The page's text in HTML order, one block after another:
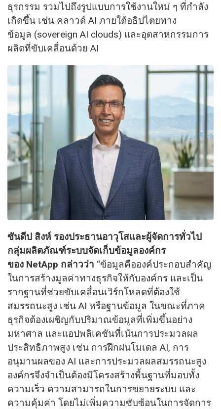
ธุรกรรม รวมไปถึงรูปแบบการใช้งานใหม่ ๆ ที่กำลัง
เกิดขึ้น เช่น คลาวด์ AI ภายใต้อธิปไตยทาง
ข้อมูล (sovereign AI clouds) และอุตสาหกรรมการ
ผลิตที่ขับเคลื่อนด้วย AI
ซันดีป สิงห์ รองประธานอาวุโสและผู้จัดการทั่วไป
กลุ่มผลิตภัณฑ์ระบบจัดเก็บข้อมูลองค์กร
ของ NetApp กล่าวว่า “ข้อมูลคือองค์ประกอบสำคัญ
ในการสร้างมูลค่าทางธุรกิจให้กับองค์กร และเป็น
รากฐานที่ช่วยขับเคลื่อนเวิร์กโหลดที่ต้องใช้
สมรรถนะสูง เช่น AI หรือฐานข้อมูล ในขณะที่ภาค
ธุรกิจต้องเผชิญกับปริมาณข้อมูลที่เพิ่มขึ้นอย่าง
มหาศาล และแอปพลิเคชันที่เน้นการประมวลผล
ประสิทธิภาพสูง เช่น การฝึกฝนโมเดล AI, การ
อนุมานผลของ AI และการประมวลผลสมรรถนะสูง
องค์กรจึงจำเป็นต้องมีโครงสร้างพื้นฐานที่มอบทั้ง
ความเร็ว ความสามารถในการขยายระบบ และ
ความคุ้มค่า โดยไม่เพิ่มความซับซ้อนในการจัดการ